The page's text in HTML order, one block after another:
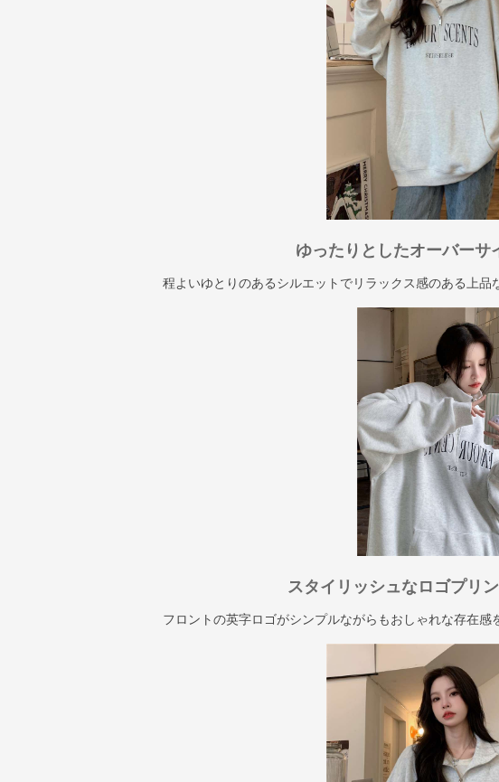
ゆったりとしたオーバーサ
程よいゆとりのあるシルエットでリラックス感のある上品
スタイリッシュなロゴプリ
フロントの英字ロゴがシンプルながらもおしゃれな存在感